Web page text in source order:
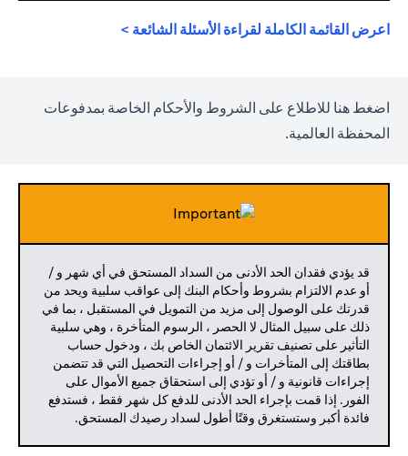
اعرض القائمة الكاملة لقراءة الأسئلة الشائعة >
اضغط هنا للاطلاع على الشروط والأحكام الخاصة بمدفوعات
المحفظة العالمية.
قد يؤدي فقدان الحد الأدنى من السداد المستحق في أي شهر و /
أو عدم الالتزام بشروط وأحكام البنك إلى عواقب سلبية ويحد من
قدرتك على الوصول إلى مزيد من التمويل في المستقبل ، بما في
ذلك على سبيل المثال لا الحصر ، الرسوم المتأخرة ، وهي سلبية
التأثير على تصنيف تقرير الائتمان الخاص بك ، ودخول حساب
بطاقتك إلى المتأخرات و / أو إجراءات التحصيل التي قد تتضمن
إجراءات قانونية و / أو تؤدي إلى استحقاق جميع الأموال على
الفور. إذا قمت بإجراء الحد الأدنى للدفع كل شهر فقط ، فستدفع
فائدة أكبر وستستغرق وقتًا أطول لسداد رصيدك المستحق.